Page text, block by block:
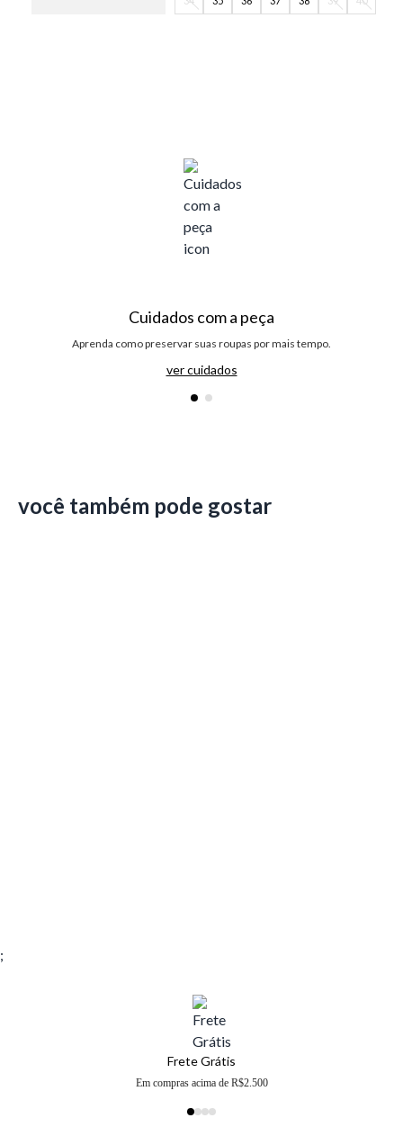
Cuidados com a peça
Aprenda como preservar suas roupas por mais tempo.
ver cuidados
você também pode gostar
;
Frete Grátis
Em compras acima de R$2.500